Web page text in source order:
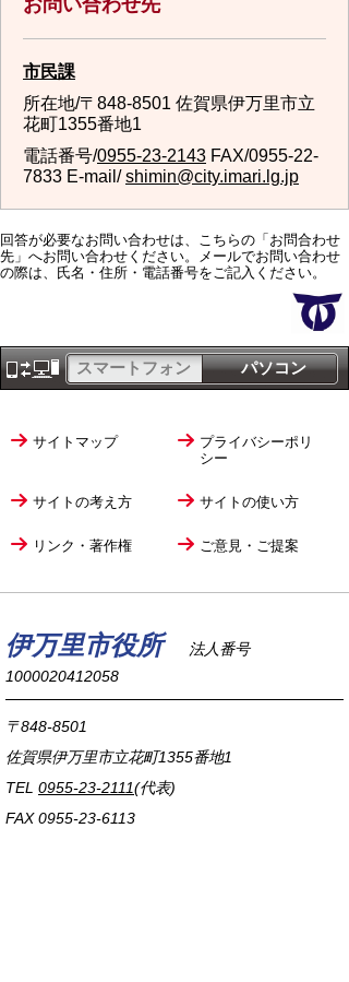
お問い合わせ先
市民課
所在地/〒848-8501 佐賀県伊万里市立
花町1355番地1
電話番号/0955-23-2143 FAX/0955-22-
7833 E-mail/shimin@city.imari.lg.jp
回答が必要なお問い合わせは、こちらの「お問合わせ
先」へお問い合わせください。メールでお問い合わせ
の際は、氏名・住所・電話番号をご記入ください。
パソコン
スマートフォン
サイトマップ
プライバシーポリ
シー
サイトの考え方 サイトの使い方
リンク・著作権 ご意見・ご提案
伊万里市役所
法人番号
1000020412058
〒848-8501
佐賀県伊万里市立花町1355番地1
TEL 0955-23-2111(代表)
FAX 0955-23-6113